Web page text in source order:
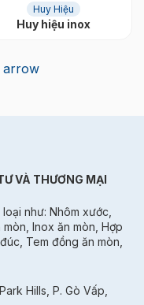
Huy Hiệu
Huy hiệu inox
VÀ THƯƠNG MẠI
như: Nhôm xước,
Inox ăn mòn, Hợp
Tem đồng ăn mòn,
Hills, P. Gò Vấp,